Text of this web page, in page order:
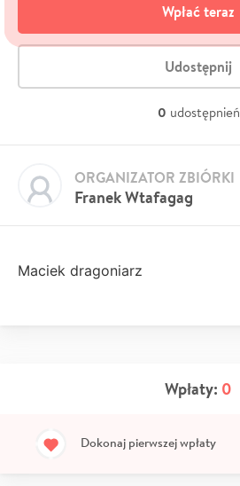
Wpłać teraz
Udostępnij
0 udostępnień
Franek Wtafagag
ORGANIZATOR ZBIÓRKI
Maciek dragoniarz
Wpłaty: 0
Dokonaj pierwszej wpłaty